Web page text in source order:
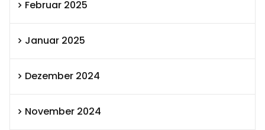
Februar 2025
Januar 2025
Dezember 2024
November 2024